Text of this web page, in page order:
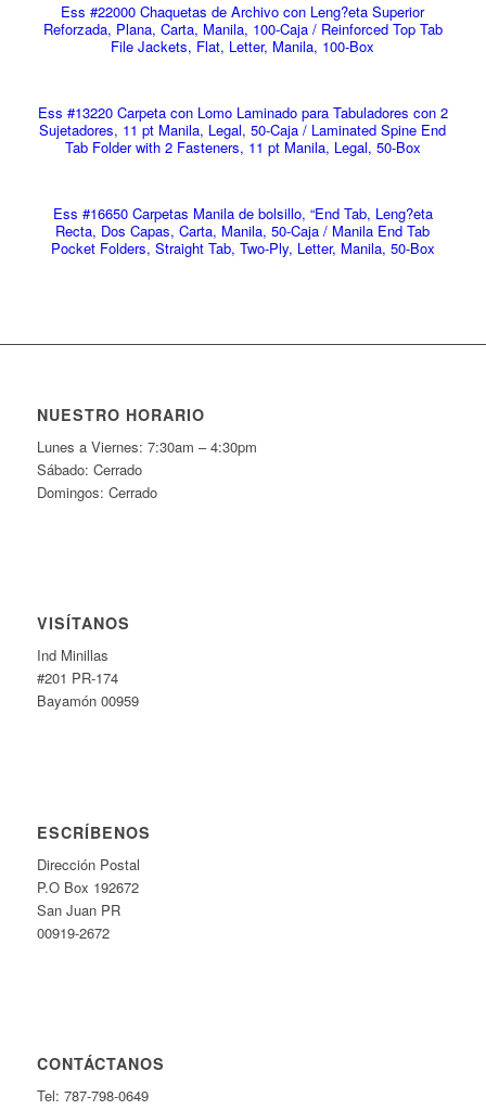
Ess #22000 Chaquetas de Archivo con Leng?eta Superior
Reforzada, Plana, Carta, Manila, 100-Caja / Reinforced Top Tab
File Jackets, Flat, Letter, Manila, 100-Box
Ess #13220 Carpeta con Lomo Laminado para Tabuladores con 2
Sujetadores, 11 pt Manila, Legal, 50-Caja / Laminated Spine End
Tab Folder with 2 Fasteners, 11 pt Manila, Legal, 50-Box
Ess #16650 Carpetas Manila de bolsillo, “End Tab, Leng?eta
Recta, Dos Capas, Carta, Manila, 50-Caja / Manila End Tab
Pocket Folders, Straight Tab, Two-Ply, Letter, Manila, 50-Box
NUESTRO HORARIO
Lunes a Viernes: 7:30am – 4:30pm
Sábado: Cerrado
Domingos: Cerrado
VISÍTANOS
Ind Minillas
#201 PR-174
Bayamón 00959
ESCRÍBENOS
Dirección Postal
P.O Box 192672
San Juan PR
00919-2672
CONTÁCTANOS
Tel: 787-798-0649